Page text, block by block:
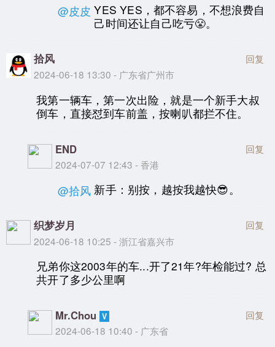
@皮皮 YES YES，都不容易，不想浪费自
己时间还让自己吃亏😤。
拾风
2024-06-18 13:30 - 广东省广州市
回复
我第一辆车，第一次出险，就是一个新手大叔
倒车，直接怼到车前盖，按喇叭都拦不住。
END
2024-07-07 12:43 - 香港
回复
@拾风 新手：别按，越按我越快😎。
织梦岁月
2024-06-18 10:25 - 浙江省嘉兴市
回复
兄弟你这2003年的车...开了21年?年检能过? 总
共开了多少公里啊
Mr.Chou
2024-06-18 10:40 - 广东省
回复